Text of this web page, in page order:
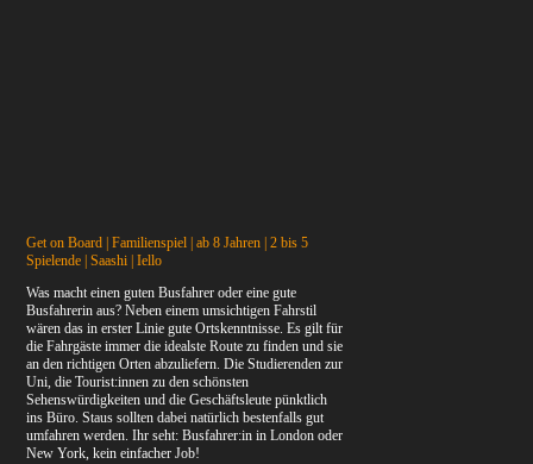
Get on Board | Familienspiel | ab 8 Jahren | 2 bis 5
Spielende | Saashi | Iello
Was macht einen guten Busfahrer oder eine gute
Busfahrerin aus? Neben einem umsichtigen Fahrstil
wären das in erster Linie gute Ortskenntnisse. Es gilt für
die Fahrgäste immer die idealste Route zu finden und sie
an den richtigen Orten abzuliefern. Die Studierenden zur
Uni, die Tourist:innen zu den schönsten
Sehenswürdigkeiten und die Geschäftsleute pünktlich
ins Büro. Staus sollten dabei natürlich bestenfalls gut
umfahren werden. Ihr seht: Busfahrer:in in London oder
New York, kein einfacher Job!